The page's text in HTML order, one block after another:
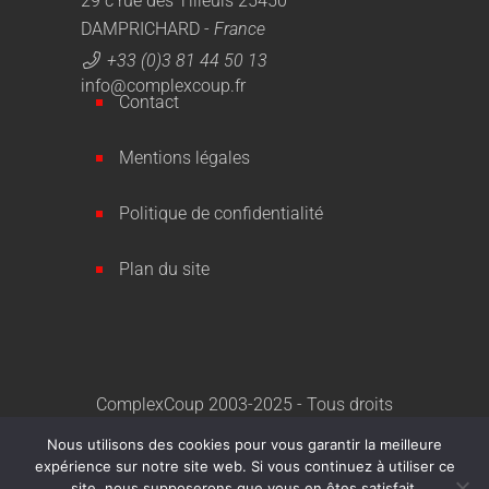
DAMPRICHARD - France
+33 (0)3 81 44 50 13
info@complexcoup.fr
Contact
Mentions légales
Politique de confidentialité
Plan du site
ComplexCoup 2003-2025 - Tous droits
Une créationArtemisia Conseil
Nous utilisons des cookies pour vous garantir la meilleure
expérience sur notre site web. Si vous continuez à utiliser ce